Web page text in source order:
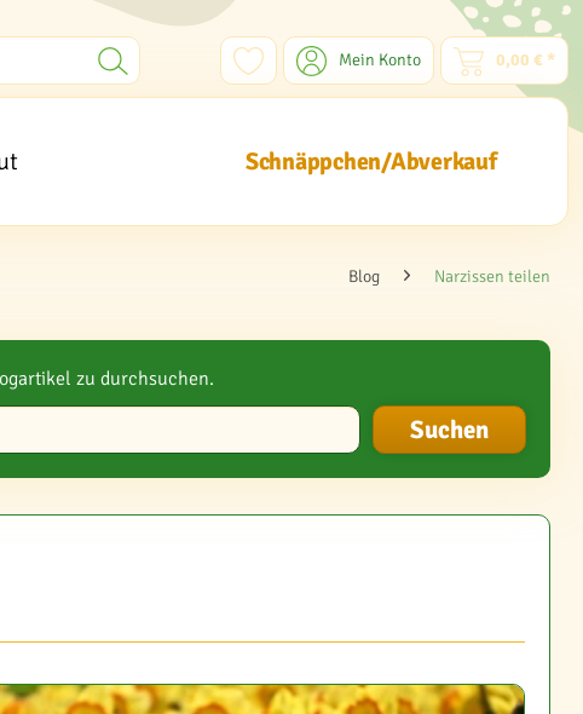
Mein Konto 0,00 € *
Schnäppchen/Abverkauf
Blog Narzissen teilen
zu durchsuchen.